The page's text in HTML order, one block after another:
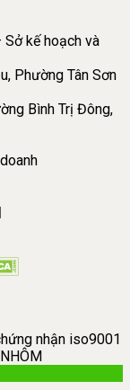
kế hoạch và
Phường Tân Sơn
Bình Trị Đông,